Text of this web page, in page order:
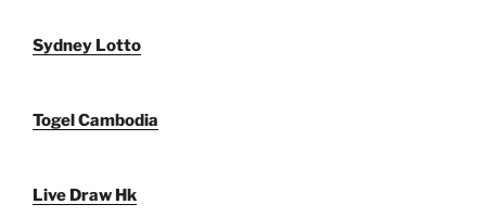
Sydney Lotto
Togel Cambodia
Live Draw Hk